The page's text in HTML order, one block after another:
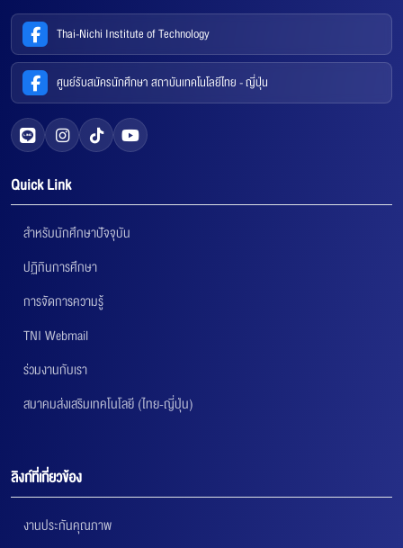
Thai-Nichi Institute of Technology
ศูนย์รับสมัครนักศึกษา สถาบันเทคโนโลยีไทย - ญี่ปุ่น
Quick Link
สำหรับนักศึกษาปัจจุบัน
ปฏิทินการศึกษา
การจัดการความรู้
TNI Webmail
ร่วมงานกับเรา
สมาคมส่งเสริมเทคโนโลยี (ไทย-ญี่ปุ่น)
ลิงก์ที่เกี่ยวข้อง
งานประกันคุณภาพ